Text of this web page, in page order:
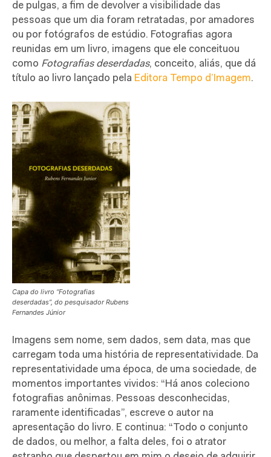
de pulgas, a fim de devolver a visibilidade das
pessoas que um dia foram retratadas, por amadores
ou por fotógrafos de estúdio. Fotografias agora
reunidas em um livro, imagens que ele conceituou
como Fotografias deserdadas, conceito, aliás, que dá
título ao livro lançado pela Editora Tempo d’Imagem.
Capa do livro “Fotografias
deserdadas”, do pesquisador Rubens
Fernandes Júnior
Imagens sem nome, sem dados, sem data, mas que
carregam toda uma história de representatividade. Da
representatividade uma época, de uma sociedade, de
momentos importantes vividos: “Há anos coleciono
fotografias anônimas. Pessoas desconhecidas,
raramente identificadas”, escreve o autor na
apresentação do livro. E continua: “Todo o conjunto
de dados, ou melhor, a falta deles, foi o atrator